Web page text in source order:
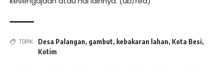
TOPIK Desa Palangan, gambut, kebakaran lahan, Kota Besi,
Kotim